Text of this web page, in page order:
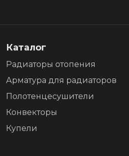
Каталог
Радиаторы отопения
Арматура для радиаторов
Полотенцесушители
Конвекторы
Купели